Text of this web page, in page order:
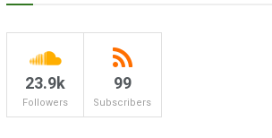
23.9k
Followers
99
Subscribers